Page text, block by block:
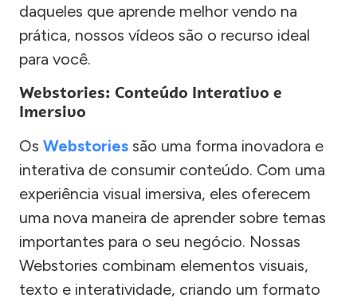
daqueles que aprende melhor vendo na
prática, nossos vídeos são o recurso ideal
para você.
Webstories: Conteúdo Interativo e
Imersivo
Os Webstories são uma forma inovadora e
interativa de consumir conteúdo. Com uma
experiência visual imersiva, eles oferecem
uma nova maneira de aprender sobre temas
importantes para o seu negócio. Nossas
Webstories combinam elementos visuais,
texto e interatividade, criando um formato